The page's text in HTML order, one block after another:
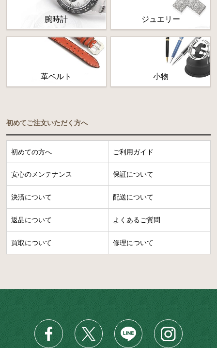
腕時計 ジュエリー
革ベルト 小物
初めてご注文いただく方へ
初めての方へ ご利用ガイド
安心のメンテナンス 保証について
決済について 配送について
返品について よくあるご質問
買取について 修理について